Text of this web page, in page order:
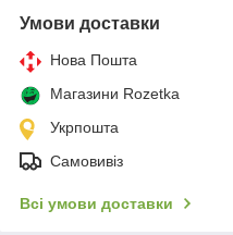
Умови доставки
Нова Пошта
Магазини Rozetka
Укрпошта
Самовивіз
Всі умови доставки